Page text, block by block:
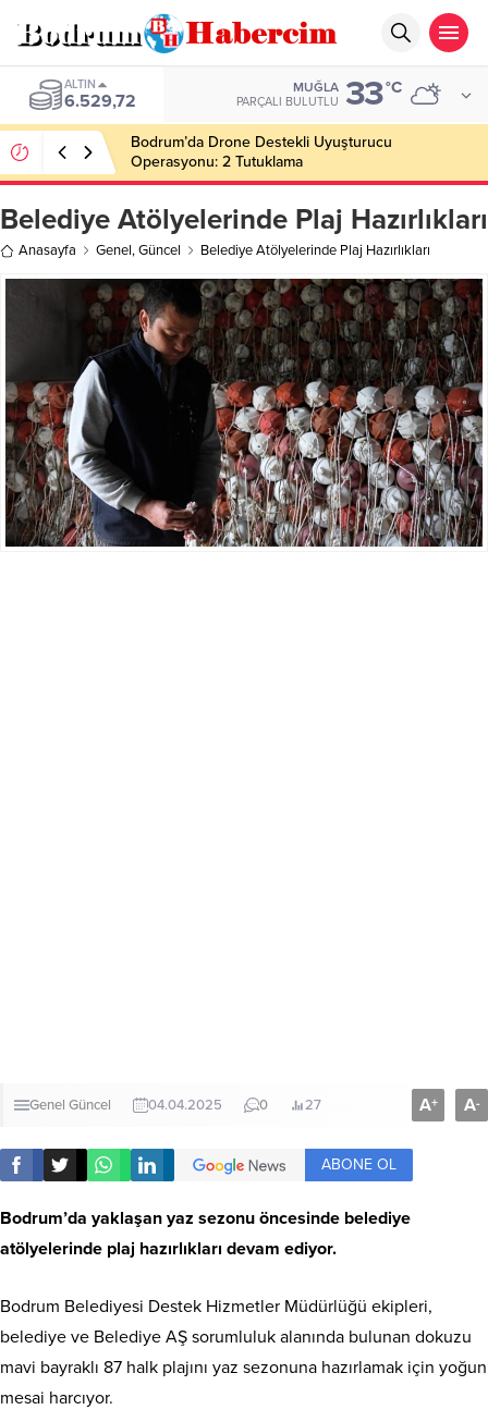
ALTIN
6.529,72
MUĞLA
PARÇALI BULUTLU 33°C
Bodrum’da Drone Destekli Uyuşturucu
Operasyonu: 2 Tutuklama
Belediye Atölyelerinde Plaj Hazırlıkları
Anasayfa Genel,Güncel Belediye Atölyelerinde Plaj Hazırlıkları
Genel Güncel 04.04.2025 0 27 A+ A-
ABONE OL
Bodrum’da yaklaşan yaz sezonu öncesinde belediye
atölyelerinde plaj hazırlıkları devam ediyor.
Bodrum Belediyesi Destek Hizmetler Müdürlüğü ekipleri,
belediye ve Belediye AŞ sorumluluk alanında bulunan dokuzu
mavi bayraklı 87 halk plajını yaz sezonuna hazırlamak için yoğun
mesai harcıyor.